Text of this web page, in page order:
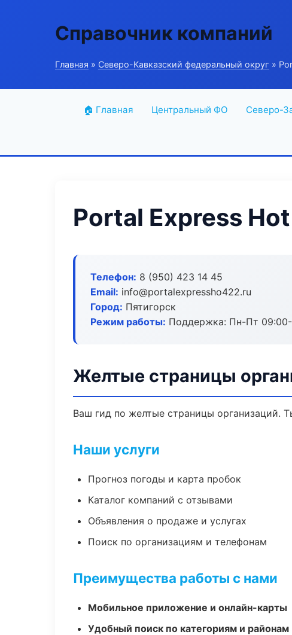
Справочник компаний
Главная » Северо-Кавказский федеральный округ »
🏠 Главная Центральный ФО Северо-
Portal Express Hot
Телефон: 8 (950) 423 14 45
Email: info@portalexpressho422.ru
Город: Пятигорск
Режим работы: Поддержка: Пн-Пт 09:00-
Желтые страницы
Ваш гид по желтые страницы организаций.
Наши услуги
Прогноз погоды и карта пробок
Каталог компаний с отзывами
Объявления о продаже и услугах
Поиск по организациям и телефонам
Преимущества работы с нами
Мобильное приложение и онлайн-карты
Удобный поиск по категориям и районам